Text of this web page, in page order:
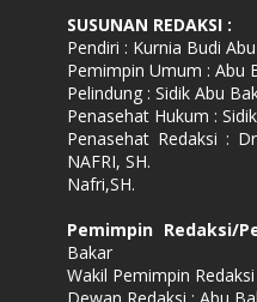
SUSUNAN REDAKSI :
Pendiri : Kurnia Budi
Pemimpin Umum : Abu
Pelindung : Sidik Abu
Penasehat Hukum :
Penasehat Redaksi :
NAFRI, SH.
Nafri,SH.
Pemimpin Redaksi/
Bakar
Wakil Pemimpin
Dewan Redaksi : Abu